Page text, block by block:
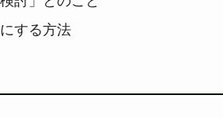
する方法